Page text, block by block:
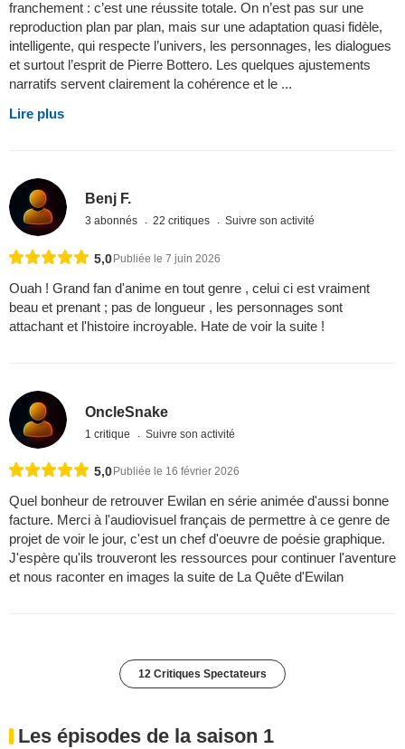
franchement : c’est une réussite totale. On n’est pas sur une
reproduction plan par plan, mais sur une adaptation quasi fidèle,
intelligente, qui respecte l’univers, les personnages, les dialogues
et surtout l’esprit de Pierre Bottero. Les quelques ajustements
narratifs servent clairement la cohérence et le ...
Lire plus
Benj F.
3 abonnés 22 critiques Suivre son activité
5,0 Publiée le 7 juin 2026
Ouah ! Grand fan d'anime en tout genre , celui ci est vraiment
beau et prenant ; pas de longueur , les personnages sont
attachant et l'histoire incroyable. Hate de voir la suite !
OncleSnake
1 critique Suivre son activité
5,0 Publiée le 16 février 2026
Quel bonheur de retrouver Ewilan en série animée d'aussi bonne
facture. Merci à l'audiovisuel français de permettre à ce genre de
projet de voir le jour, c'est un chef d'oeuvre de poésie graphique.
J'espère qu'ils trouveront les ressources pour continuer l'aventure
et nous raconter en images la suite de La Quête d'Ewilan
12 Critiques Spectateurs
Les épisodes de la saison 1